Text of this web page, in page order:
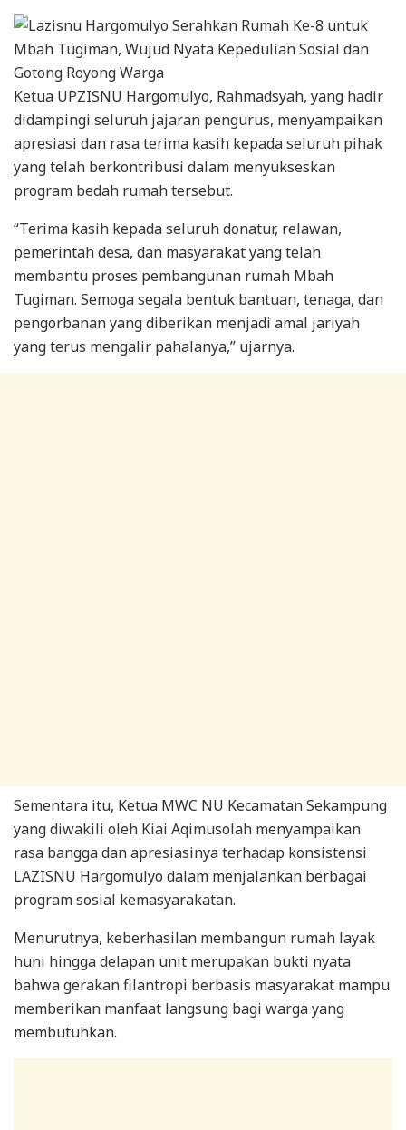
Ketua UPZISNU Hargomulyo, Rahmadsyah, yang hadir
didampingi seluruh jajaran pengurus, menyampaikan
apresiasi dan rasa terima kasih kepada seluruh pihak
yang telah berkontribusi dalam menyukseskan
program bedah rumah tersebut.
“Terima kasih kepada seluruh donatur, relawan,
pemerintah desa, dan masyarakat yang telah
membantu proses pembangunan rumah Mbah
Tugiman. Semoga segala bentuk bantuan, tenaga, dan
pengorbanan yang diberikan menjadi amal jariyah
yang terus mengalir pahalanya,” ujarnya.
Sementara itu, Ketua MWC NU Kecamatan Sekampung
yang diwakili oleh Kiai Aqimusolah menyampaikan
rasa bangga dan apresiasinya terhadap konsistensi
LAZISNU Hargomulyo dalam menjalankan berbagai
program sosial kemasyarakatan.
Menurutnya, keberhasilan membangun rumah layak
huni hingga delapan unit merupakan bukti nyata
bahwa gerakan filantropi berbasis masyarakat mampu
memberikan manfaat langsung bagi warga yang
membutuhkan.